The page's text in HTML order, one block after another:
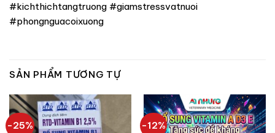
#kichthichtangtruong #giamstressvatnuoi
#phongnguacoixuong
SẢN PHẨM TƯƠNG TỰ
-25% -12%